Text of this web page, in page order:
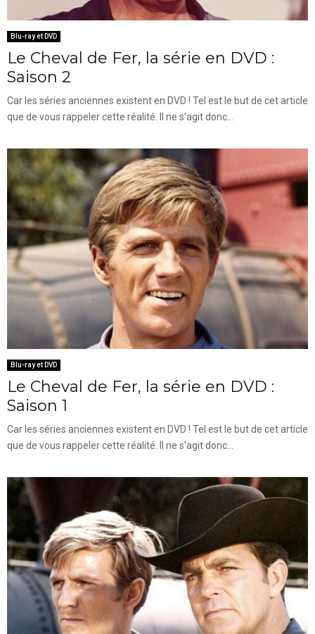
Blu-ray et DVD
Le Cheval de Fer, la série en DVD :
Saison 2
Car les séries anciennes existent en DVD ! Tel est le but de cet article
que de vous rappeler cette réalité. Il ne s'agit donc...
Blu-ray et DVD
Le Cheval de Fer, la série en DVD :
Saison 1
Car les séries anciennes existent en DVD ! Tel est le but de cet article
que de vous rappeler cette réalité. Il ne s'agit donc...